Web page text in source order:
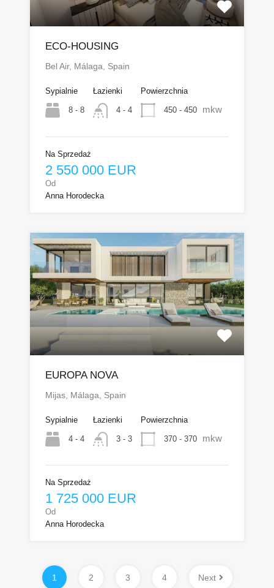
ECO-HOUSING
Bel Air, Málaga, Spain
Sypialnie
8 - 8
Łazienki
4 - 4
Powierzchnia
450 - 450 mkw
Na Sprzedaż
2 550 000 EUR
Od
Anna Horodecka
EUROPA NOVA
Mijas, Málaga, Spain
Sypialnie
4 - 4
Łazienki
3 - 3
Powierzchnia
370 - 370 mkw
Na Sprzedaż
1 725 000 EUR
Od
Anna Horodecka
1 2 3 4 Next